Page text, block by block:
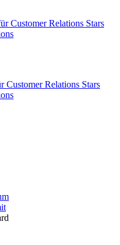
Customer Relations Stars
Customer Relations Stars